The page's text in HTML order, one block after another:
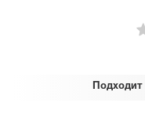
Подходит